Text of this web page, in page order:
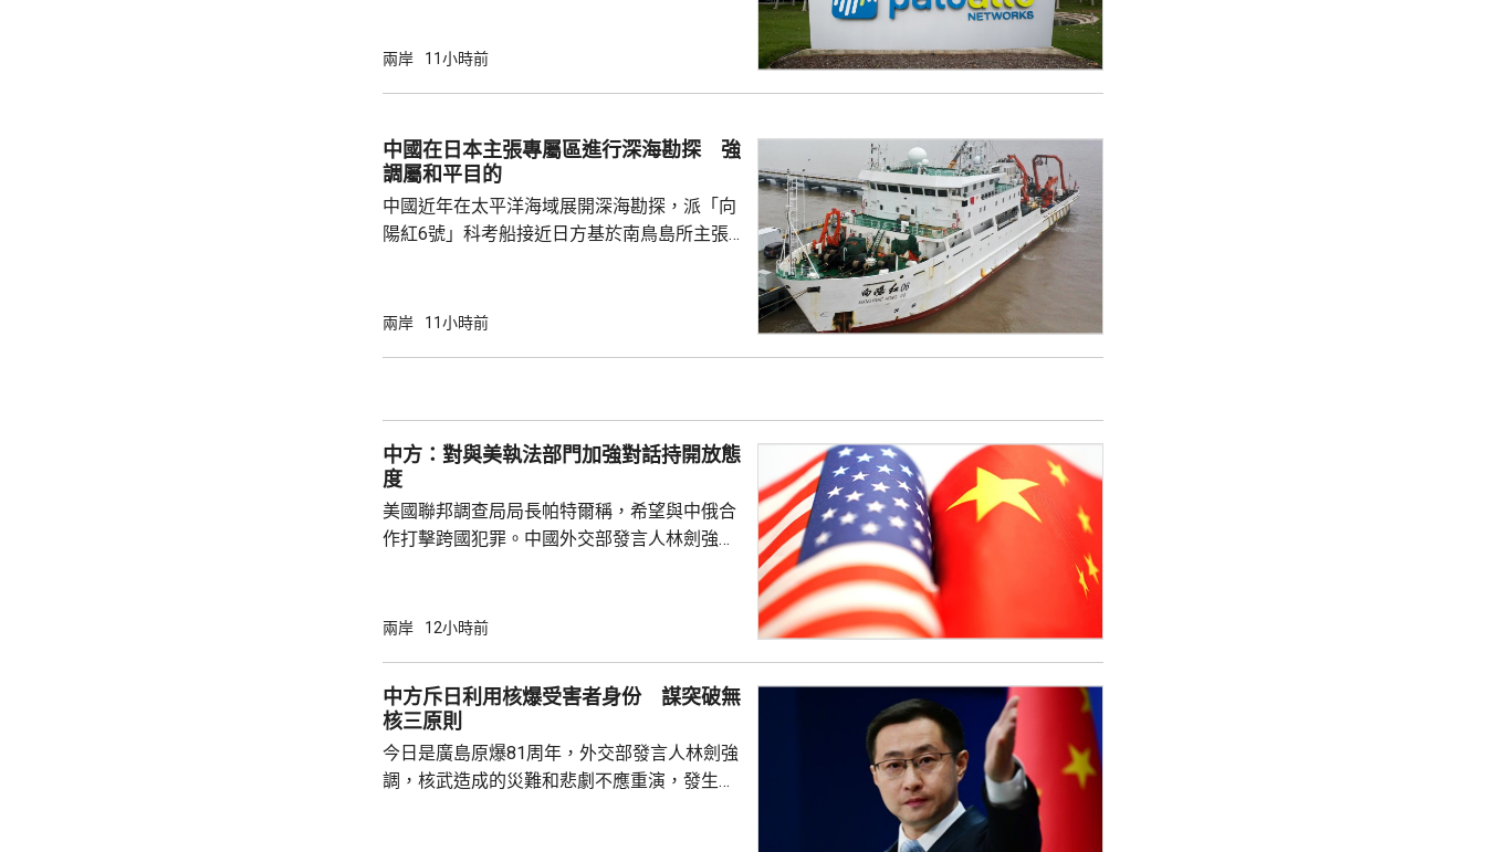
公告指，為保障關鍵信息基礎設施安全穩定運
拓產品實施網絡安全審查。 商務部昨日宣布對
美國採取5項反制措施，包括加強無人機相關
兩用物項對出口管...
兩岸 11小時前
中國在日本主張專屬區進行深海勘探 強
調屬和平目的
中國近年在太平洋海域展開深海勘探，派「向
陽紅6號」科考船接近日方基於南鳥島所主張
林劍回應說，中方開展的海洋科研活動服務是
平洋區域，林劍強調，中國一貫奉行防禦性國
防政策，中國軍艦在有關海域活動完全符...
兩岸 11小時前
中方：對與美執法部門加強對話持開放態
度
美國聯邦調查局局長帕特爾稱，希望與中俄合
作打擊跨國犯罪。中國外交部發言人林劍強
神，與美方開展執法領域合作。至於雙方是否
兩岸 12小時前
中方斥日利用核爆受害者身份 謀突破無
核三原則
今日是廣島原爆81周年，外交部發言人林劍強
調，核武造成的災難和悲劇不應重演，發生核